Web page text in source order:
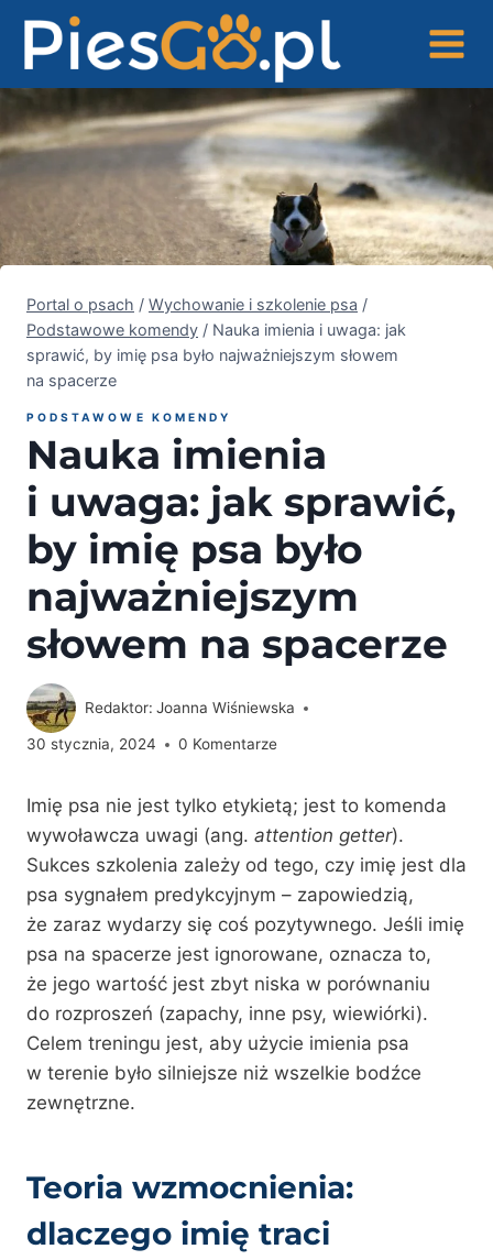
treści
Portal o psach / Wychowanie i szkolenie psa /
Podstawowe komendy / Nauka imienia i uwaga: jak
sprawić, by imię psa było najważniejszym słowem
na spacerze
PODSTAWOWE KOMENDY
Nauka imienia
i uwaga: jak sprawić,
by imię psa było
najważniejszym
słowem na spacerze
Redaktor: Joanna Wiśniewska
30 stycznia, 2024 0 Komentarze
Imię psa nie jest tylko etykietą; jest to komenda
wywoławcza uwagi (ang. attention getter).
Sukces szkolenia zależy od tego, czy imię jest dla
psa sygnałem predykcyjnym – zapowiedzią,
że zaraz wydarzy się coś pozytywnego. Jeśli imię
psa na spacerze jest ignorowane, oznacza to,
że jego wartość jest zbyt niska w porównaniu
do rozproszeń (zapachy, inne psy, wiewiórki).
Celem treningu jest, aby użycie imienia psa
w terenie było silniejsze niż wszelkie bodźce
zewnętrzne.
Teoria wzmocnienia:
dlaczego imię traci